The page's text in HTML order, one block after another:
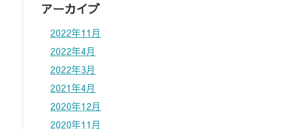
アーカイブ
2022年11月
2022年4月
2022年3月
2021年4月
2020年12月
2020年11月